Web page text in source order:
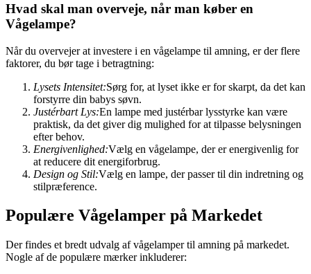
Hvad skal man overveje, når man køber en
Vågelampe?
Når du overvejer at investere i en vågelampe til amning, er der flere
faktorer, du bør tage i betragtning:
Lysets Intensitet:Sørg for, at lyset ikke er for skarpt, da det kan
forstyrre din babys søvn.
Justérbart Lys:En lampe med justérbar lysstyrke kan være
praktisk, da det giver dig mulighed for at tilpasse belysningen
efter behov.
Energivenlighed:Vælg en vågelampe, der er energivenlig for
at reducere dit energiforbrug.
Design og Stil:Vælg en lampe, der passer til din indretning og
stilpræference.
Populære Vågelamper på Markedet
Der findes et bredt udvalg af vågelamper til amning på markedet.
Nogle af de populære mærker inkluderer: